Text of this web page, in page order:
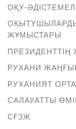
ОҚУ-
ЖҰМЫСТАРЫ
РУХАНИ
РУХАНИЯТ
САЛАУАТТЫ
СҒЗЖ